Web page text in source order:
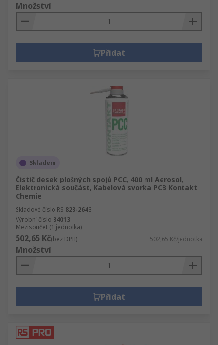
Množství
Přidat
Skladem
Čistič desek plošných spojů PCC, 400 ml Aerosol,
Elektronická součást, Kabelová svorka PCB Kontakt
Chemie
Skladové číslo RS 823-2643
Výrobní číslo 84013
Mezisoučet (1 jednotka)
502,65 Kč(bez DPH) 502,65 Kč/jednotka
Množství
Přidat